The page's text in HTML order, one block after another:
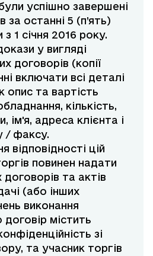
успішно завершені
за останні 5 (п’ять)
1 січня 2016 року.
у вигляді
договорів (копії
включати всі деталі
опис та вартість
кількість,
ім'я, адреса клієнта і
/ факсу.
відповідності цій
повинен надати
договорів та актів
(або інших
виконання
містить
зі
та учасник торгів